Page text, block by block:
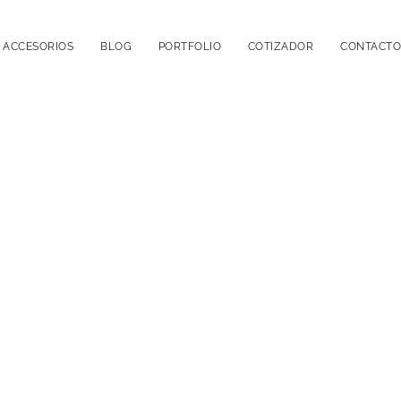
ACCESORIOS BLOG PORTFOLIO COTIZADOR CONTACTO